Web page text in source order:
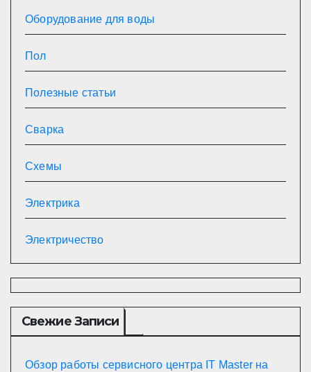
Оборудование для воды
Пол
Полезные статьи
Сварка
Схемы
Электрика
Электричество
Свежие Записи
Обзор работы сервисного центра IT Master на